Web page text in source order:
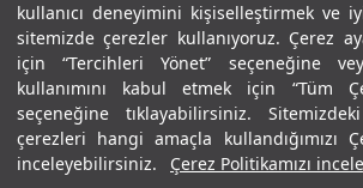
kullanıcı deneyimini kişiselleştirmek ve
sitemizde çerezler kullanıyoruz. Çerez
için “Tercihleri Yönet” seçeneğine
kullanımını kabul etmek için “Tüm
seçeneğine tıklayabilirsiniz.
çerezleri hangi amaçla kullandığımızı
inceleyebilirsiniz.
Çerez Politikamızı
Copyright© 2025 IN-FORMAL Tüm
SOSYAL MEDYA